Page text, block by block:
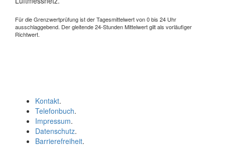
Für die Grenzwertprüfung ist der Tagesmittelwert von 0 bis 24 Uhr
ausschlaggebend. Der gleitende 24-Stunden Mittelwert gilt als vorläufiger
Richtwert.
Kontakt.
Telefonbuch.
Impressum.
Datenschutz.
Barrierefreiheit.